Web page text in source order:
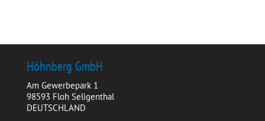
Höhnberg GmbH
Am Gewerbepark 1
98593 Floh Seligenthal
DEUTSCHLAND